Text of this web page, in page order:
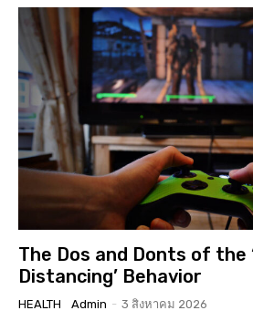
The Dos and Donts of the
Distancing’ Behavior
HEALTH Admin - 3 สิงหาคม 2026